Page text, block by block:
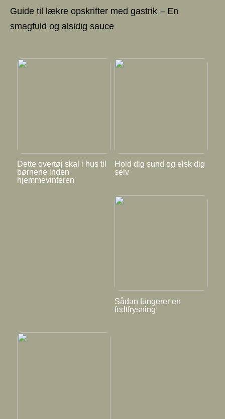
Guide til lækre opskrifter med gastrik – En
smagfuld og alsidig sauce
Dette overtøj skal i hus til
børnene inden
hjemmevinteren
Hold dig sund og elsk dig
selv
Sådan fungerer en
fedtfrysning